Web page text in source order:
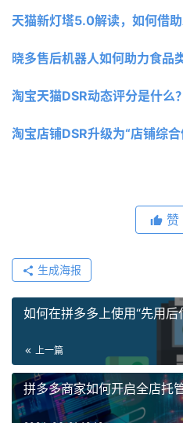
天猫新灯塔5.0解读，如何借
晓多售后机器人如何助力食品
淘宝天猫DSR动态评分是什么
淘宝店铺DSR升级为“店铺综合
赞
生成海报
如何在拼多多上使用“先用后
上一篇
拼多多商家如何开启全店托